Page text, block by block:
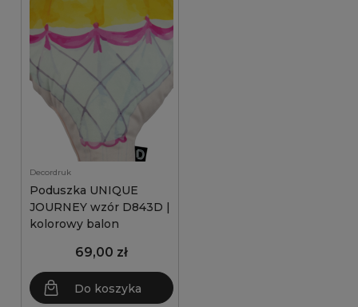
Decordruk
Poduszka UNIQUE
JOURNEY wzór D843D |
kolorowy balon
69,00 zł
Do koszyka